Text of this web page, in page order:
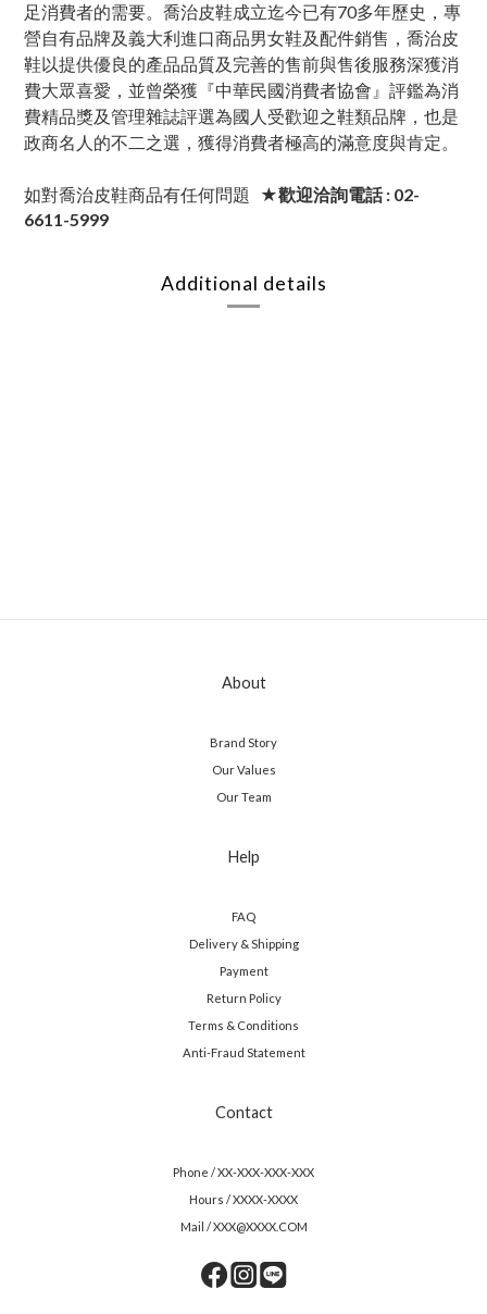
足消費者的需要。喬治皮鞋成立迄今已有70多年歷史，專
營自有品牌及義大利進口商品男女鞋及配件銷售，喬治皮
鞋以提供優良的產品品質及完善的售前與售後服務深獲消
費大眾喜愛，並曾榮獲『中華民國消費者協會』評鑑為消
費精品獎及管理雜誌評選為國人受歡迎之鞋類品牌，也是
政商名人的不二之選，獲得消費者極高的滿意度與肯定。
如對喬治皮鞋商品有任何問題
★歡迎洽詢電話 : 02-
6611-5999
Additional details
About
Brand Story
Our Values
Our Team
Help
FAQ
Delivery & Shipping
Payment
Return Policy
Terms & Conditions
Anti-Fraud Statement
Contact
Phone / XX-XXX-XXX-XXX
Hours / XXXX-XXXX
Mail / XXX@XXXX.COM